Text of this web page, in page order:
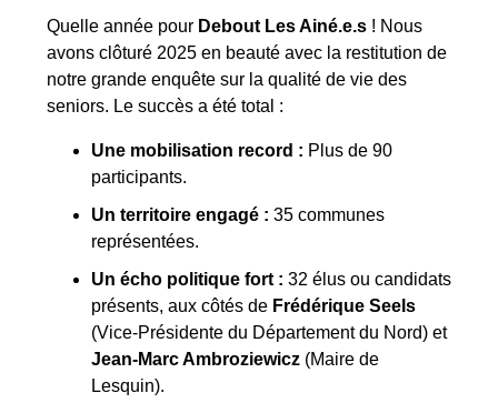
Quelle année pour Debout Les Ainé.e.s ! Nous
avons clôturé 2025 en beauté avec la restitution de
notre grande enquête sur la qualité de vie des
seniors. Le succès a été total :
Une mobilisation record : Plus de 90
participants.
Un territoire engagé : 35 communes
représentées.
Un écho politique fort : 32 élus ou candidats
présents, aux côtés de Frédérique Seels
(Vice-Présidente du Département du Nord) et
Jean-Marc Ambroziewicz (Maire de
Lesquin).